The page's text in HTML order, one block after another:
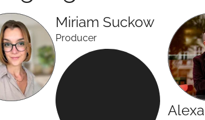
Miriam Suckow
Producer